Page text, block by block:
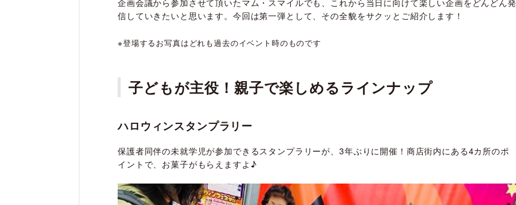
企画会議から参加させて頂いたマム・スマイルでも、これから当日に向けて楽しい企画をどんどん発
信していきたいと思います。今回は第一弾として、その全貌をサクッとご紹介します！
※登場するお写真はどれも過去のイベント時のものです
子どもが主役！親子で楽しめるラインナップ
ハロウィンスタンプラリー
保護者同伴の未就学児が参加できるスタンプラリーが、3年ぶりに開催！商店街内にある4カ所のポ
イントで、お菓子がもらえますよ♪